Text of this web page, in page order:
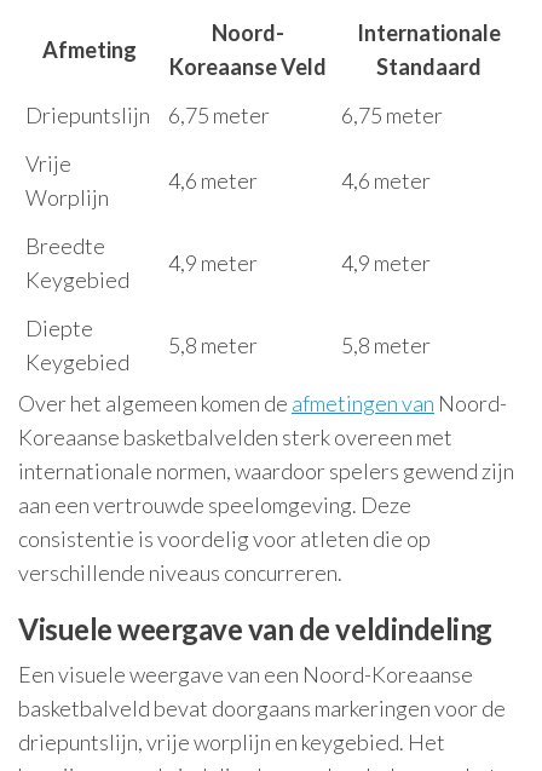
Afmeting
Noord-
Koreaanse Veld
Internationale
Standaard
Driepuntslijn
6,75 meter
6,75 meter
Vrije
Worplijn
4,6 meter 4,6 meter
Breedte
Keygebied
4,9 meter 4,9 meter
Diepte
Keygebied
5,8 meter 5,8 meter
Over het algemeen komen de afmetingen van Noord-
Koreaanse basketbalvelden sterk overeen met
internationale normen, waardoor spelers gewend zijn
aan een vertrouwde speelomgeving. Deze
consistentie is voordelig voor atleten die op
verschillende niveaus concurreren.
Visuele weergave van de veldindeling
Een visuele weergave van een Noord-Koreaanse
basketbalveld bevat doorgaans markeringen voor de
driepuntslijn, vrije worplijn en keygebied. Het